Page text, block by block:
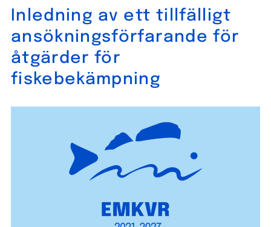
Inledning av ett tillfälligt
ansökningsförfarande för
åtgärder för
fiskebekämpning